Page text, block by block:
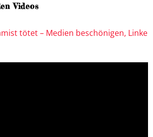
Videos
tötet – Medien beschönigen, Linke